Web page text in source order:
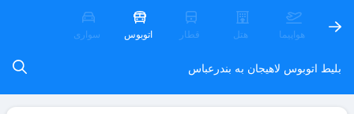
هواپیما هتل قطار اتوبوس سواری
بلیط اتوبوس لاهیجان به بندرعباس